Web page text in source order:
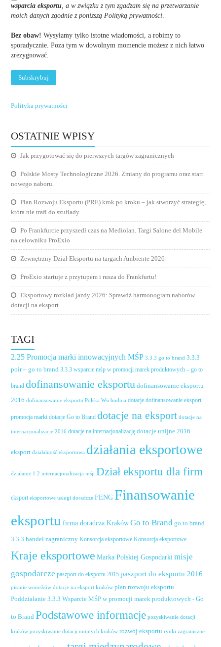
wsparcia eksportu , a w związku z tym zgadzam się na przetwarzanie
moich danych zgodnie z poniższą Polityką prywatności
Bez obaw! Wysyłamy tylko istotne wiadomości, a robimy to
sporadycznie. Poza tym w dowolnym momencie możesz z nich łatwo
zrezygnować.
Polityka prywatności
OSTATNIE WPISY
Jak przygotować się do pierwszych targów zagranicznych
Polskie Mosty Technologiczne 2026. Zmiany do programu oraz start
nowego naboru.
Plan Rozwoju Eksportu (PRE) krok po kroku – jak stworzyć strategię,
która nie trafi do szuflady.
Po Frankfurcie przyszedł czas na Mediolan. Targi Salone del Mobile
na celowniku ProExio
Zewnętrzny Dział Eksportu na targach Ambiente 2026
ProExio startuje z przytupem i rusza do Frankfurtu!
Eksportowy rozkład jazdy 2026: Sprawdź harmonogram naborów
dotacji na eksport
TAGI
2.25 Promocja marki innowacyjnych MŚP 3.3.3 go to brand 3.3.3
poir – go to brand 3.3.3 wsparcie mśp w promocji marek produktowych – go to
brand dofinansowanie eksportu dofinansowanie eksportu
2016 dofinansowanie eksportu Polska Wschodnia dotacje dofinansowanie eksport
promocja marki dotacje Go to Brand dotacje na eksport dotacje na
internacjonalizacje 2016 dotacje na internacjonalizację dotacje unijne 2016
eksport działalność eksportowa działania eksportowe
działanie 1.2 internacjonalizacja mśp Dział eksportu dla firm
eksport eksportowe usługi doradcze FENG Finansowanie
eksportu firma doradcza Kraków Go to Brand go to brand
3.3.3 handel zagraniczny Konsorcja eksportowe Konsorcja eksportowe
Kraje eksportowe Marka Polskiej Gospodarki misje
gospodarcze paszport do eksportu 2015 paszport do eksportu 2016
pisanie wniosków dotacje na eksport kraków plan rozwoju eksportu
Poddziałanie 3.3.3 Wsparcie MŚP w promocji marek produktowych - Go
to Brand Podstawowe informacje pozyskiwanie dotacji
kraków pozyskiwanie dotacji unijnych kraków rozwój eksportu rynki zagraniczne